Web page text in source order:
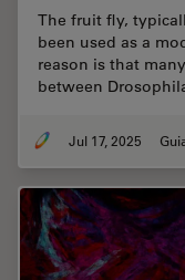
The fruit fly,
been used as a
reason is that
between
Jul 17, 2025